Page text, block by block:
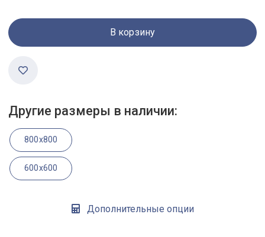
В корзину
Другие размеры в наличии:
800x800
600x600
Дополнительные опции